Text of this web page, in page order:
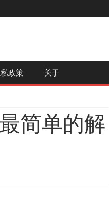
政策 关于
简单的解